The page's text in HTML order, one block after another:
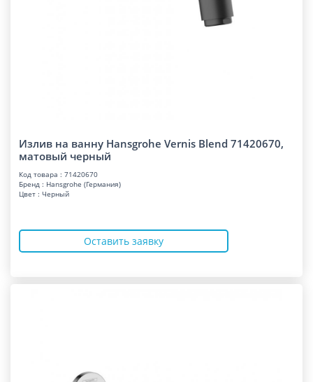
Излив на ванну Hansgrohe Vernis Blend 71420670,
матовый черный
Код товара : 71420670
Бренд : Hansgrohe (Германия)
Цвет : Черный
Оставить заявку